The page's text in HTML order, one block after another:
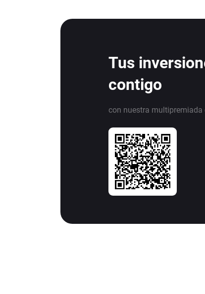
Tus
contigo
con nuestra multipremiada